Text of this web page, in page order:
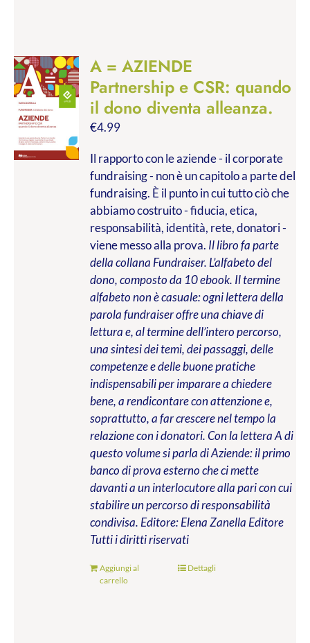
A = AZIENDE
Partnership e CSR: quando
il dono diventa alleanza.
€4.99
Il rapporto con le aziende - il corporate
fundraising - non è un capitolo a parte del
fundraising. È il punto in cui tutto ciò che
abbiamo costruito - fiducia, etica,
responsabilità, identità, rete, donatori -
viene messo alla prova. Il libro fa parte
della collana Fundraiser. L’alfabeto del
dono, composto da 10 ebook. Il termine
alfabeto non è casuale: ogni lettera della
parola fundraiser offre una chiave di
lettura e, al termine dell’intero percorso,
una sintesi dei temi, dei passaggi, delle
competenze e delle buone pratiche
indispensabili per imparare a chiedere
bene, a rendicontare con attenzione e,
soprattutto, a far crescere nel tempo la
relazione con i donatori. Con la lettera A di
questo volume si parla di Aziende: il primo
banco di prova esterno che ci mette
davanti a un interlocutore alla pari con cui
stabilire un percorso di responsabilità
condivisa. Editore: Elena Zanella Editore
Tutti i diritti riservati
Aggiungi al
carrello
Dettagli